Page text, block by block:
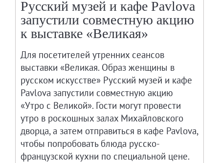
Русский музей и кафе Pavlova
запустили совместную акцию
к выставке «Великая»
Для посетителей утренних сеансов
выставки «Великая. Образ женщины в
русском искусстве» Русский музей и кафе
Pavlova запустили совместную акцию
«Утро с Великой». Гости могут провести
утро в роскошных залах Михайловского
дворца, а затем отправиться в кафе Pavlova,
чтобы попробовать блюда русско-
французской кухни по специальной цене.